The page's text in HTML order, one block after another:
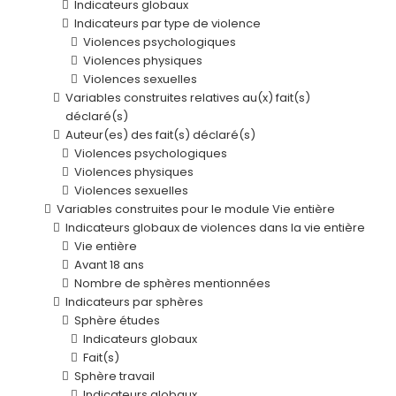
Indicateurs globaux
Indicateurs par type de violence
Violences psychologiques
Violences physiques
Violences sexuelles
Variables construites relatives au(x) fait(s)
déclaré(s)
Auteur(es) des fait(s) déclaré(s)
Violences psychologiques
Violences physiques
Violences sexuelles
Variables construites pour le module Vie entière
Indicateurs globaux de violences dans la vie entière
Vie entière
Avant 18 ans
Nombre de sphères mentionnées
Indicateurs par sphères
Sphère études
Indicateurs globaux
Fait(s)
Sphère travail